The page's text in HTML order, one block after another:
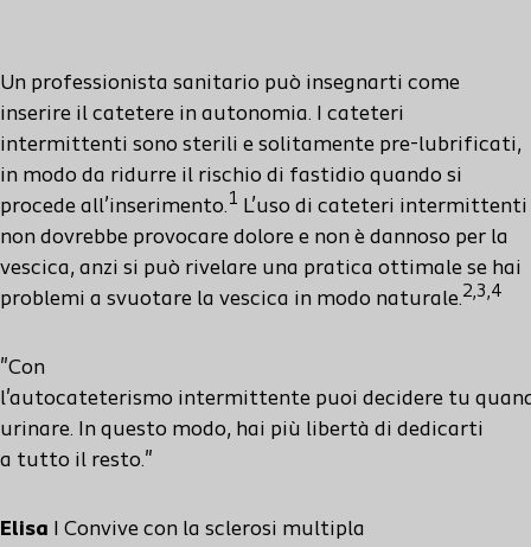
Un professionista sanitario può insegnarti come
inserire il catetere in autonomia. I cateteri
intermittenti sono sterili e solitamente pre-lubrificati,
in modo da ridurre il rischio di fastidio quando si
procede all’inserimento. 1 L’uso di cateteri intermittenti
non dovrebbe provocare dolore e non è dannoso per la
vescica, anzi si può rivelare una pratica ottimale se hai
problemi a svuotare la vescica in modo naturale.2,3,4
"Con
l'autocateterismo intermittente puoi decidere tu
urinare. In questo modo, hai più libertà di dedicarti
a tutto il resto."
Elisa I Convive con la sclerosi multipla